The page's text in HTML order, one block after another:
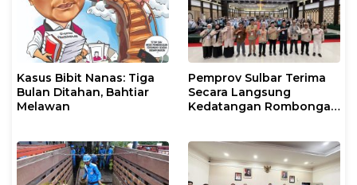
Kasus Bibit Nanas: Tiga
Bulan Ditahan, Bahtiar
Melawan
Pemprov Sulbar Terima
Secara Langsung
Kedatangan Rombongan